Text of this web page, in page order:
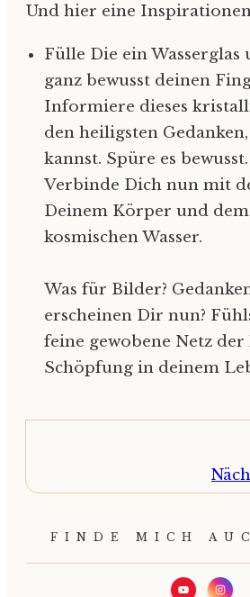
Und hier eine
Fülle Die ein Wasserglas
ganz bewusst deinen
Informiere dieses
den heiligsten
kannst. Spüre es bewusst.
Verbinde Dich nun mit
Deinem Körper und
kosmischen Wasser.
Was für Bilder?
erscheinen Dir nun?
feine gewobene Netz
Schöpfung in deinem
FINDE MICH